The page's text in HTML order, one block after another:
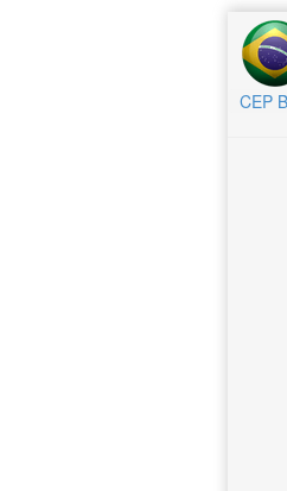
CEP